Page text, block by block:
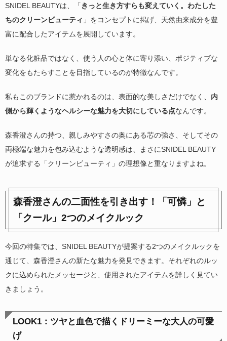
SNIDEL BEAUTYは、「 きっと生き方すらも変えていく。わたした
ちのクリーンビューティ 」をコンセプトに掲げ、天然由来成分を豊
富に配合したアイテムを展開しています。
単なる化粧品ではなく、使う人の心と体に寄り添い、ポジティブな
変化をもたらすことを目指しているのが特徴なんです。
私もこのブランドに惹かれるのは、表面的な美しさだけでなく、 内
側から輝くようなヘルシーな魅力を大切にしている点なんです。
森香澄さんの持つ、親しみやすさの奥にある芯の強さ、そしてその
両極端な魅力を包み込むような透明感は、まさにSNIDEL BEAUTY
が追求する「クリーンビューティ」の理想像と重なりますよね。
森香澄さんの二面性を引き出す！「可憐」と
「クール」2つのメイクルック
今回の特集では、SNIDEL BEAUTYが提案する2つのメイクルックを
通じて、森香澄さんの新たな魅力を発見できます。それぞれのルッ
クに込められたメッセージと、使用されたアイテムを詳しく見てい
きましょう。
LOOK1：ツヤと血色で描くドリーミーな大人の可愛
げ